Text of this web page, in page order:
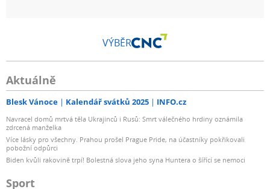
VÝBĚR
Aktuálně
Blesk Vánoce Kalendář svátků 2025 INFO.cz
Navracel domů mrtvá těla Ukrajinců i Rusů: Smrt válečného hrdiny oznámila
zdrcená manželka
Více lásky pro všechny. Prahou prošel Prague Pride, na účastníky pokřikovali
pobožní odpůrci
Biden kvůli rakovině trpí! Bolestná slova jeho syna Huntera o šířící se nemoci
Sport